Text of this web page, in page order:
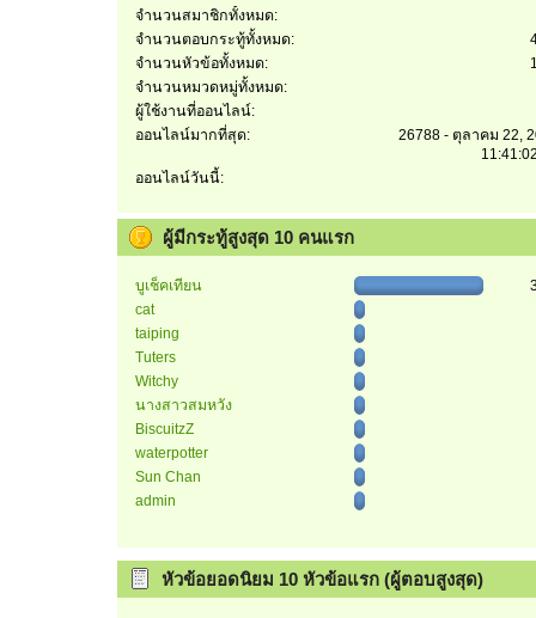
จำนวนสมาชิกทั้งหมด:
จำนวนตอบกระทู้ทั้งหมด:
จำนวนหัวข้อทั้งหมด:
จำนวนหมวดหมู่ทั้งหมด:
ผู้ใช้งานที่ออนไลน์:
ออนไลน์มากที่สุด:
26788 - ตุลาคม 22,
ออนไลน์วันนี้:
ผู้มีกระทู้สูงสุด 10 คนแรก
บูเช็คเทียน
cat
taiping
Tuters
Witchy
นางสาวสมหวัง
BiscuitzZ
waterpotter
Sun Chan
admin
หัวข้อยอดนิยม 10 หัวข้อแรก (ผู้ตอบสูงสุด)